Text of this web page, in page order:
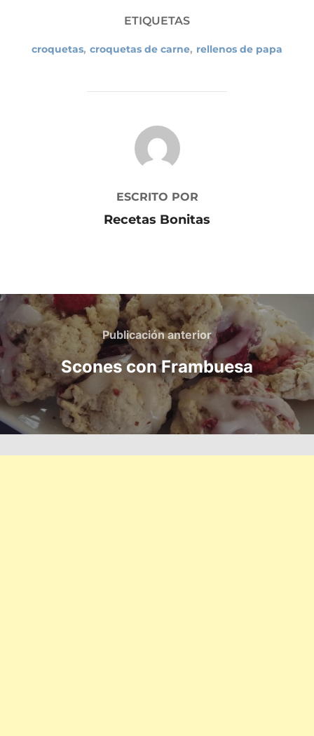
ETIQUETAS
croquetas, croquetas de carne, rellenos de papa
AUTOR DE LA PUBLICACIÓN
ESCRITO POR
Recetas Bonitas
Navegación
de
entradas
Publicación
anterior
Publicación anterior
Scones con Frambuesa